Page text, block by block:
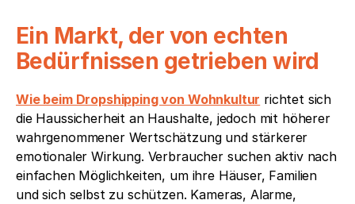
Ein Markt, der von echten
Bedürfnissen getrieben wird
Wie beim Dropshipping von Wohnkultur richtet sich
die Haussicherheit an Haushalte, jedoch mit höherer
wahrgenommener Wertschätzung und stärkerer
emotionaler Wirkung. Verbraucher suchen aktiv nach
einfachen Möglichkeiten, um ihre Häuser, Familien
und sich selbst zu schützen. Kameras, Alarme,